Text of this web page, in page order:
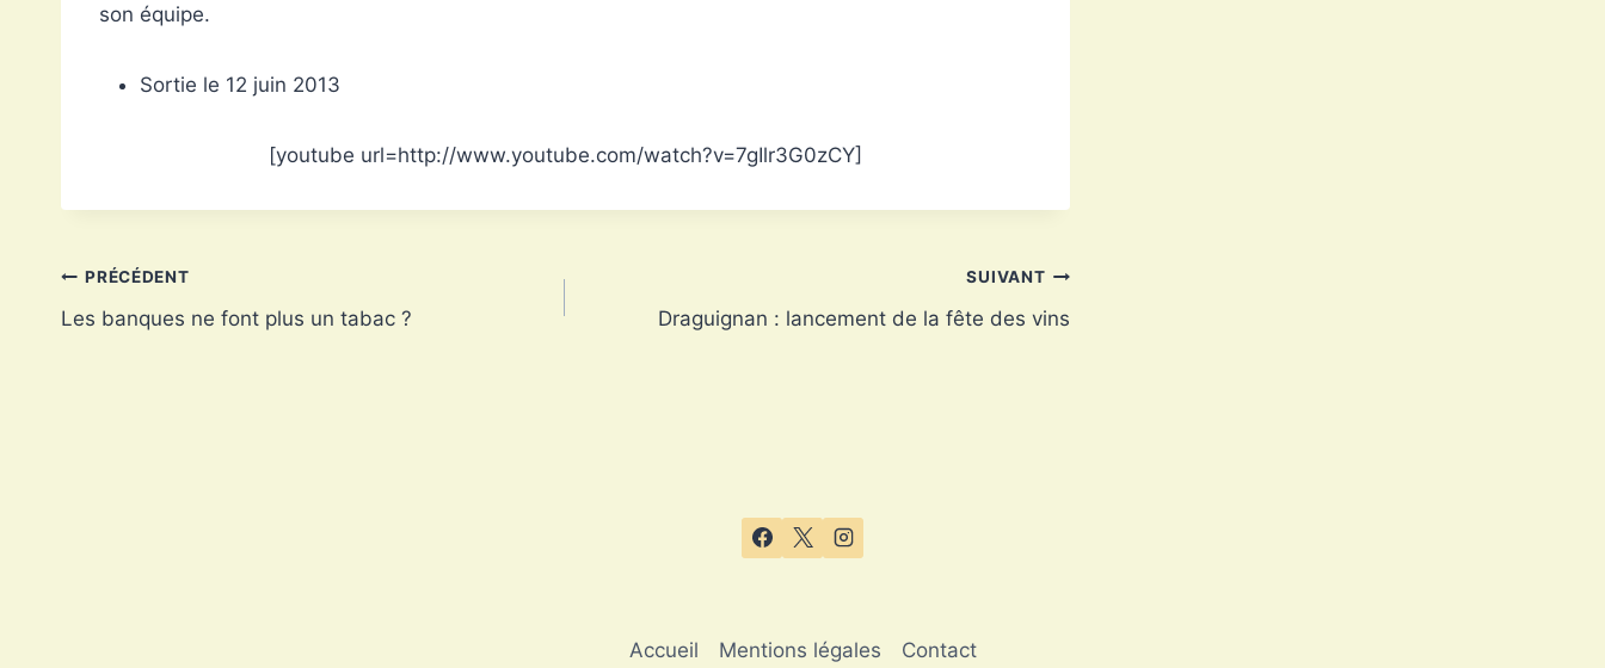
son équipe.
Sortie le 12 juin 2013
[youtube url=http://www.youtube.com/watch?v=7gIlr3G0zCY]
Navigation
de
PRÉCÉDENT
Les banques ne font plus un tabac ?
SUIVANT
Draguignan : lancement de la fête des vins
Accueil Mentions légales Contact